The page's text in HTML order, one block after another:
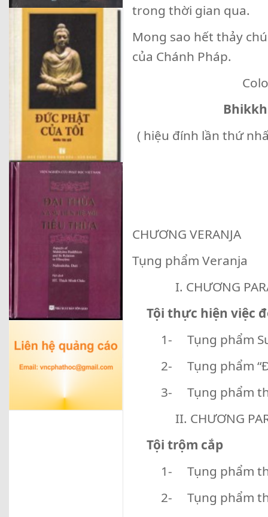
trong thời gian qua.
Mong sao hết thảy
của Chánh Pháp.
( hiệu đính lần thứ
CHƯƠNG VERANJA
Tụng phẩm Veranja
I. CHƯƠNG
Tội thực hiện việc
1- Tụng phẩm
2- Tụng phẩm
3- Tụng phẩm
II. CHƯƠNG
Tội trộm cắp
1- Tụng phẩm
2- Tụng phẩm